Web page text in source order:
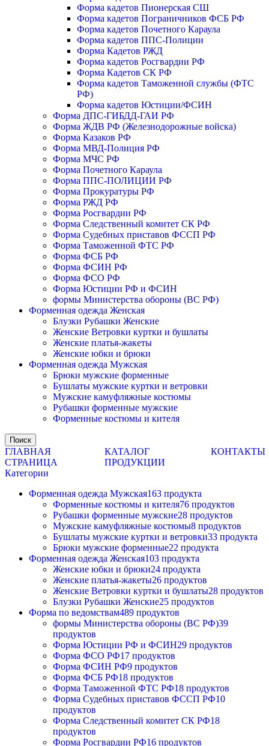
Форма кадетов Пионерская СШ
Форма кадетов Пограничников ФСБ РФ
Форма кадетов Почетного Караула
Форма кадетов ППС-Полиции
Форма Кадетов РЖД
Форма кадетов Росгвардии РФ
Форма Кадетов СК РФ
Форма кадетов Таможенной службы (ФТС
РФ)
Форма кадетов Юстиции/ФСИН
Форма ДПС-ГИБДД-ГАИ РФ
Форма ЖДВ РФ (Железнодорожные войска)
Форма Казаков РФ
Форма МВД-Полиция РФ
Форма МЧС РФ
Форма Почетного Караула
Форма ППС-ПОЛИЦИИ РФ
Форма Прокуратуры РФ
Форма РЖД РФ
Форма Росгвардии РФ
Форма Следственный комитет СК РФ
Форма Судебных приставов ФССП РФ
Форма Таможенной ФТС РФ
Форма ФСБ РФ
Форма ФСИН РФ
Форма ФСО РФ
Форма Юстиции РФ и ФСИН
формы Министерства обороны (ВС РФ)
Форменная одежда Женская
Блузки Рубашки Женские
Женские Ветровки куртки и бушлаты
Женские платья-жакеты
Женские юбки и брюки
Форменная одежда Мужская
Брюки мужские форменные
Бушлаты мужские куртки и ветровки
Мужские камуфляжные костюмы
Рубашки форменные мужские
Форменные костюмы и кителя
Поиск
ГЛАВНАЯ
СТРАНИЦА
КАТАЛОГ
ПРОДУКЦИИ
КОНТАКТЫ
Категории
Форменная одежда Мужская163 продукта
Форменные костюмы и кителя76 продуктов
Рубашки форменные мужские28 продуктов
Мужские камуфляжные костюмы8 продуктов
Бушлаты мужские куртки и ветровки33 продукта
Брюки мужские форменные22 продукта
Форменная одежда Женская103 продукта
Женские юбки и брюки24 продукта
Женские платья-жакеты26 продуктов
Женские Ветровки куртки и бушлаты28 продуктов
Блузки Рубашки Женские25 продуктов
Форма по ведомствам489 продуктов
формы Министерства обороны (ВС РФ)39
продуктов
Форма Юстиции РФ и ФСИН29 продуктов
Форма ФСО РФ17 продуктов
Форма ФСИН РФ9 продуктов
Форма ФСБ РФ18 продуктов
Форма Таможенной ФТС РФ18 продуктов
Форма Судебных приставов ФССП РФ10
продуктов
Форма Следственный комитет СК РФ18
продуктов
Форма Росгвардии РФ16 продуктов